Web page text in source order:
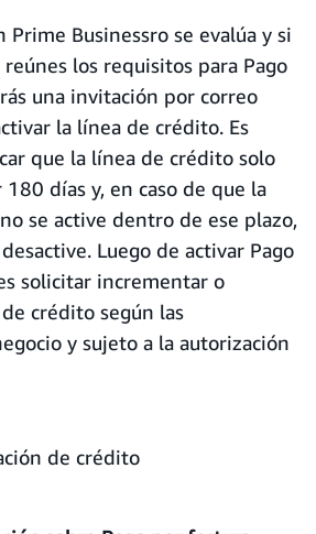
Prime Businessro se evalúa y si
los requisitos para Pago
una invitación por correo
la línea de crédito. Es
que la línea de crédito solo
días y, en caso de que la
se active dentro de ese plazo,
Luego de activar Pago
solicitar incrementar o
crédito según las
y sujeto a la autorización
de crédito